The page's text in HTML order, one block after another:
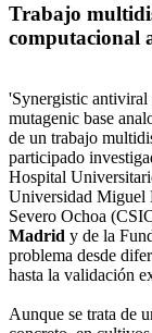
Trabajo
computacional
'Synergistic antiviral
mutagenic base
de un trabajo
participado
Hospital
Universidad Miguel
Severo Ochoa
Madrid y de la
problema desde
hasta la validación
Aunque se trata de